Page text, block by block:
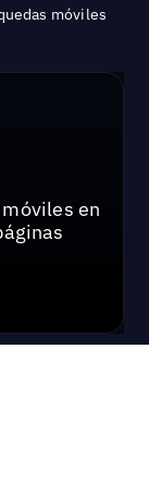
móviles
en